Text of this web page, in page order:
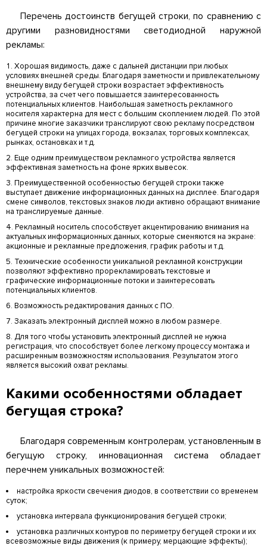
Перечень достоинств бегущей строки, по сравнению с
другими разновидностями светодиодной наружной
рекламы:
Хорошая видимость, даже с дальней дистанции при любых
условиях внешней среды. Благодаря заметности и привлекательному
внешнему виду бегущей строки возрастает эффективность
устройства, за счет чего повышается заинтересованность
потенциальных клиентов. Наибольшая заметность рекламного
носителя характерна для мест с большим скоплением людей. По этой
причине многие заказчики транслируют свою рекламу посредством
бегущей строки на улицах города, вокзалах, торговых комплексах,
рынках, остановках и т.д.
Еще одним преимуществом рекламного устройства является
эффективная заметность на фоне ярких вывесок.
Преимущественной особенностью бегущей строки также
выступает движение информационных данных на дисплее. Благодаря
смене символов, текстовых знаков люди активно обращают внимание
на транслируемые данные.
Рекламный носитель способствует акцентированию внимания на
актуальных информационных данных, которые сменяются на экране:
акционные и рекламные предложения, график работы и т.д.
Технические особенности уникальной рекламной конструкции
позволяют эффективно прорекламировать текстовые и
графические информационные потоки и заинтересовать
потенциальных клиентов.
Возможность редактирования данных с ПО.
Заказать электронный дисплей можно в любом размере.
Для того чтобы установить электронный дисплей не нужна
регистрация, что способствует более легкому процессу монтажа и
расширенным возможностям использования. Результатом этого
является высокий охват рекламы.
Какими особенностями обладает
бегущая строка?
Благодаря современным контролерам, установленным в
бегущую строку, инновационная система обладает
перечнем уникальных возможностей:
настройка яркости свечения диодов, в соответствии со временем
суток;
установка интервала функционирования бегущей строки;
установка различных контуров по периметру бегущей строки и их
всевозможные виды движения (к примеру, мерцающие эффекты);